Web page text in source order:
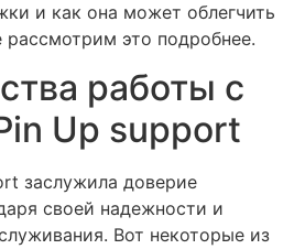
и как она может облегчить
это подробнее.
работы с
Up support
заслужила доверие
своей надежности и
Вот некоторые из